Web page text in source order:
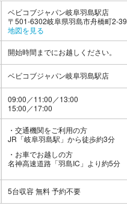
ベビコブジャパン岐阜羽島駅店
〒501-6302岐阜県羽島市舟橋町2-39
地図を見る
開始時間までにお越しください。
ベビコブジャパン岐阜羽島駅店
09:00／11:00／13:00
15:00／17:00
交通機関をご利用の方
JR「岐阜羽島駅」から徒歩約3分
お車でお越しの方
名神高速道路「羽島IC」より約5分
5台収容 無料 予約不要